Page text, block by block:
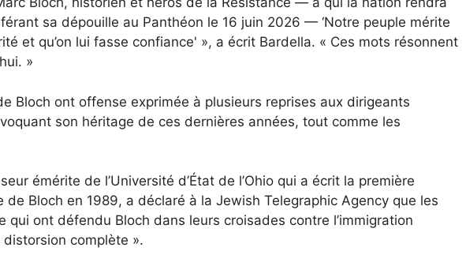
sa dépouille au Panthéon le 16 juin 2026 — ‘Notre peuple mérite
et qu’on lui fasse confiance' », a écrit Bardella. « Ces mots résonnent
»
Bloch ont offense exprimée à plusieurs reprises aux dirigeants
son héritage de ces dernières années, tout comme les
émérite de l’Université d’État de l’Ohio qui a écrit la première
de Bloch en 1989, a déclaré à la Jewish Telegraphic Agency que les
qui ont défendu Bloch dans leurs croisades contre l’immigration
complète ».